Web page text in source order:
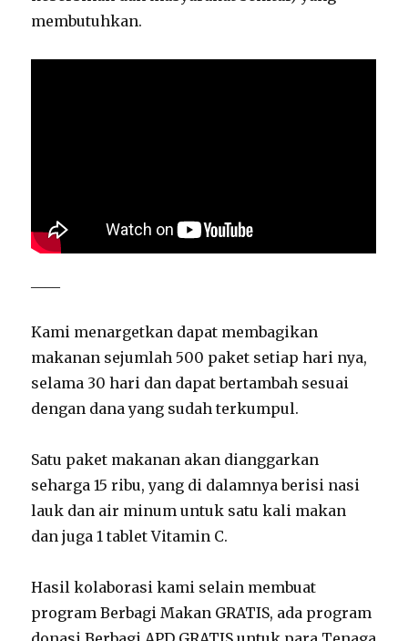
membutuhkan.
Kami menargetkan dapat membagikan
makanan sejumlah 500 paket setiap hari nya,
selama 30 hari dan dapat bertambah sesuai
dengan dana yang sudah terkumpul.
Satu paket makanan akan dianggarkan
seharga 15 ribu, yang di dalamnya berisi nasi
lauk dan air minum untuk satu kali makan
dan juga 1 tablet Vitamin C.
Hasil kolaborasi kami selain membuat
program Berbagi Makan GRATIS, ada program